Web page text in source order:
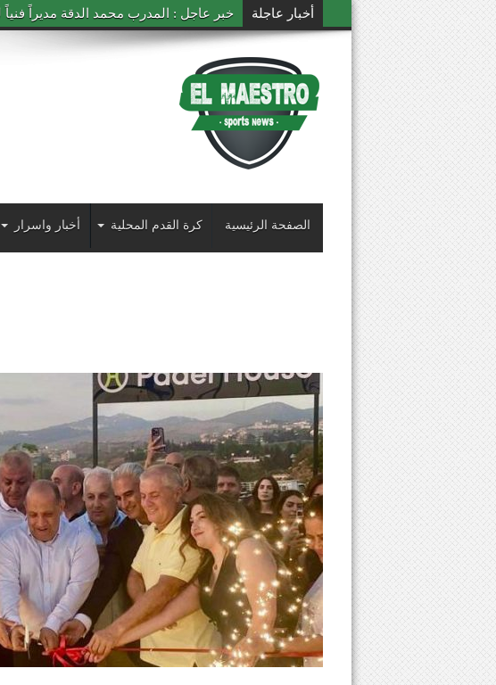
أخبار عاجلة خبر عاجل : المدرب محمد الدقة مديراً فنياً
الصفحة الرئيسية كرة القدم المحلية أخبار واسرار